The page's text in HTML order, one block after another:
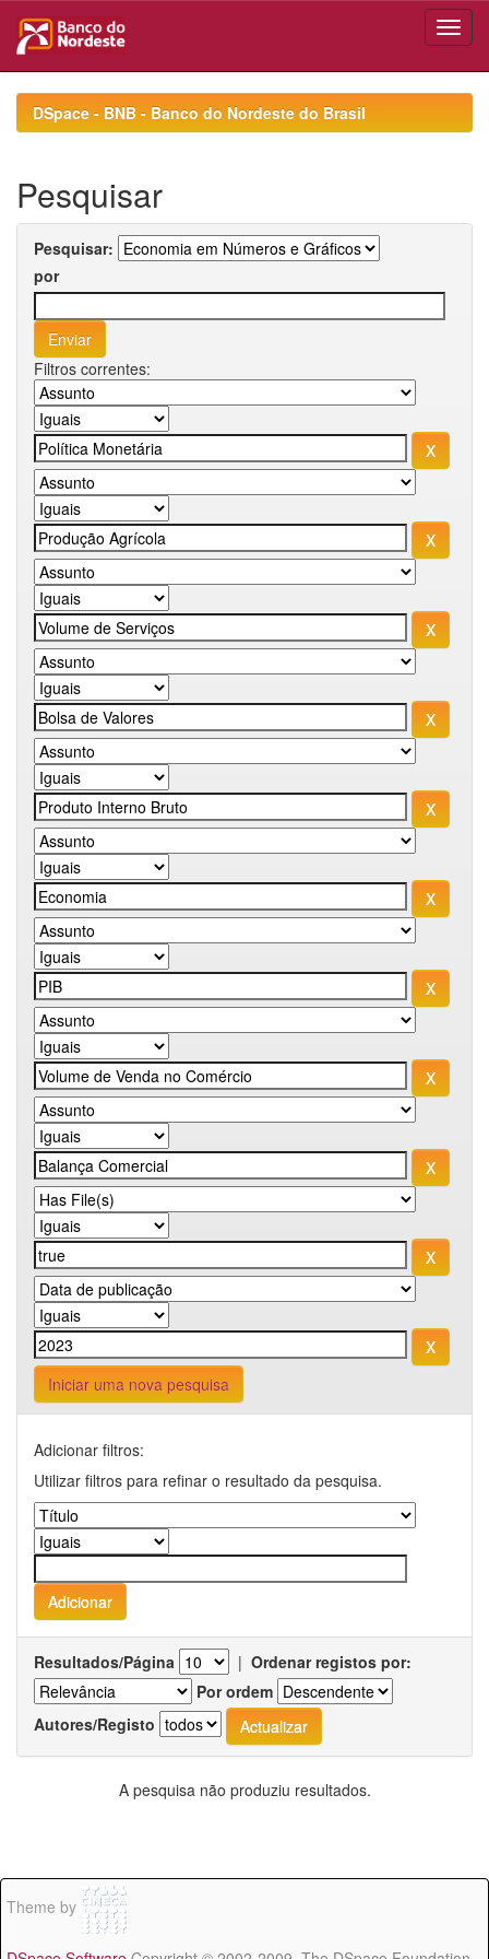
navigationDSpace - BNB - Banco do Nordeste do Brasil
Pesquisar
Pesquisar:
por
Filtros correntes:
Iniciar uma nova pesquisa
Adicionar filtros:
Utilizar filtros para refinar o resultado da pesquisa.
Resultados/Página | Ordenar registos por:
Por ordem
Autores/Registo
A pesquisa não produziu resultados.
Theme by